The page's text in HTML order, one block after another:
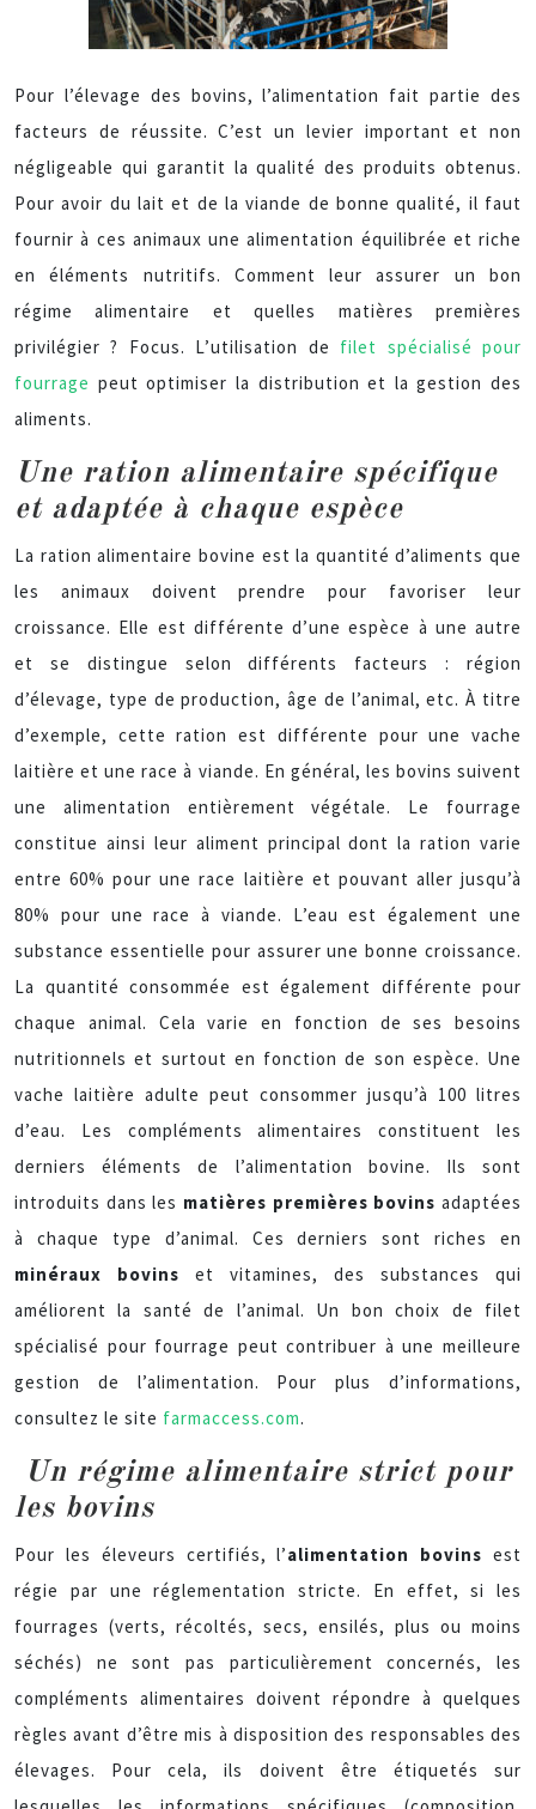
Pour l’élevage des bovins, l’alimentation fait partie des
facteurs de réussite. C’est un levier important et non
négligeable qui garantit la qualité des produits obtenus.
Pour avoir du lait et de la viande de bonne qualité, il faut
fournir à ces animaux une alimentation équilibrée et riche
en éléments nutritifs. Comment leur assurer un bon
régime alimentaire et quelles matières premières
privilégier ? Focus. L’utilisation de filet spécialisé pour
fourrage peut optimiser la distribution et la gestion des
aliments.
Une ration alimentaire spécifique
et adaptée à chaque espèce
La ration alimentaire bovine est la quantité d’aliments que
les animaux doivent prendre pour favoriser leur
croissance. Elle est différente d’une espèce à une autre
et se distingue selon différents facteurs : région
d’élevage, type de production, âge de l’animal, etc. À titre
d’exemple, cette ration est différente pour une vache
laitière et une race à viande. En général, les bovins suivent
une alimentation entièrement végétale. Le fourrage
constitue ainsi leur aliment principal dont la ration varie
entre 60% pour une race laitière et pouvant aller jusqu’à
80% pour une race à viande. L’eau est également une
substance essentielle pour assurer une bonne croissance.
La quantité consommée est également différente pour
chaque animal. Cela varie en fonction de ses besoins
nutritionnels et surtout en fonction de son espèce. Une
vache laitière adulte peut consommer jusqu’à 100 litres
d’eau. Les compléments alimentaires constituent les
derniers éléments de l’alimentation bovine. Ils sont
introduits dans les matières premières bovins adaptées
à chaque type d’animal. Ces derniers sont riches en
minéraux bovins et vitamines, des substances qui
améliorent la santé de l’animal. Un bon choix de filet
spécialisé pour fourrage peut contribuer à une meilleure
gestion de l’alimentation. Pour plus d’informations,
consultez le site farmaccess.com.
Un régime alimentaire strict pour
les bovins
Pour les éleveurs certifiés, l’alimentation bovinsest
régie par une réglementation stricte. En effet, si les
fourrages (verts, récoltés, secs, ensilés, plus ou moins
séchés) ne sont pas particulièrement concernés, les
compléments alimentaires doivent répondre à quelques
règles avant d’être mis à disposition des responsables des
élevages. Pour cela, ils doivent être étiquetés sur